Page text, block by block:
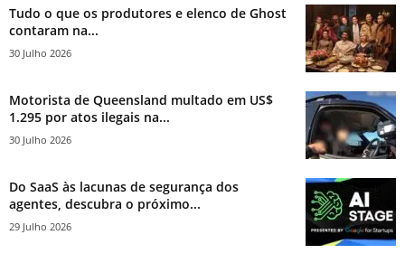
Tudo o que os produtores e elenco de Ghost
contaram na...
30 Julho 2026
Motorista de Queensland multado em US$
1.295 por atos ilegais na...
30 Julho 2026
Do SaaS às lacunas de segurança dos
agentes, descubra o próximo...
29 Julho 2026